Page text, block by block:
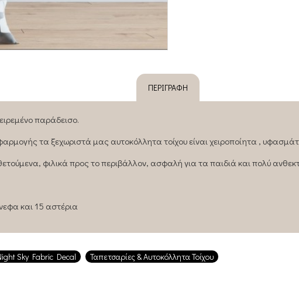
ΠΕΡΙΓΡΑΦΉ
παράδεισο.
τα ξεχωριστά μας αυτοκόλλητα τοίχου είναι χειροποίητα ,
φιλικά προς το περιβάλλον, ασφαλή για τα παιδιά και πολύ
και 15 αστέρια
Sky Fabric Decal Ταπετσαρίες & Αυτοκόλλητα Τοίχου